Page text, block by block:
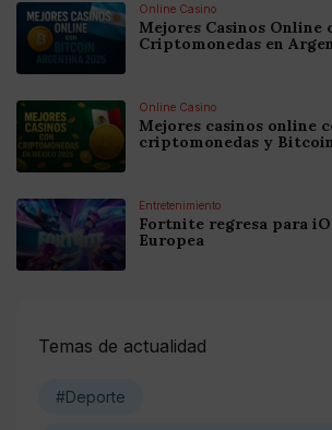
Online Casino
Mejores Casinos
Criptomonedas en
Online Casino
Mejores casinos online
criptomonedas y
Entretenimiento
Fortnite regresa para
Europea
Temas de actualidad
#Deporte